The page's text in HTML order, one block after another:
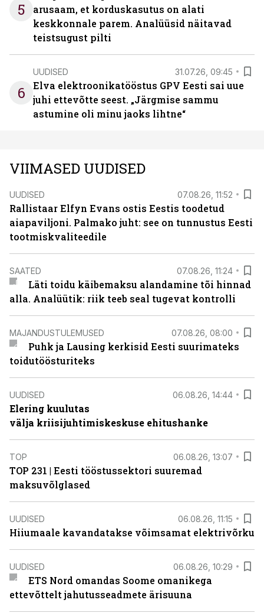
5
arusaam, et korduskasutus on alati
keskkonnale parem. Analüüsid näitavad
teistsugust pilti
6
UUDISED 31.07.26, 09:45
Elva elektroonikatööstus GPV Eesti sai uue
juhi ettevõtte seest. „Järgmise sammu
astumine oli minu jaoks lihtne“
VIIMASED UUDISED
UUDISED 07.08.26, 11:52
Rallistaar Elfyn Evans ostis Eestis toodetud
aiapaviljoni. Palmako juht: see on tunnustus Eesti
tootmiskvaliteedile
SAATED 07.08.26, 11:24
Läti toidu käibemaksu alandamine tõi hinnad
alla. Analüütik: riik teeb seal tugevat kontrolli
MAJANDUSTULEMUSED 07.08.26, 08:00
Puhk ja Lausing kerkisid Eesti suurimateks
toidutöösturiteks
UUDISED 06.08.26, 14:44
Elering kuulutas
välja kriisijuhtimiskeskuse ehitushanke
TOP 06.08.26, 13:07
TOP 231 | Eesti tööstussektori suuremad
maksuvõlglased
UUDISED 06.08.26, 11:15
Hiiumaale kavandatakse võimsamat elektrivõrku
UUDISED 06.08.26, 10:29
ETS Nord omandas Soome omanikega
ettevõttelt jahutusseadmete ärisuuna